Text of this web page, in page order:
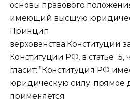
основы правового
имеющий высшую
Принцип
верховенства Конституции
Конституции РФ, в статье 15,
гласит: ”Конституция РФ
юридическую силу, прямое
применяется